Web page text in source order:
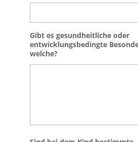
Gibt es gesundheitliche oder
entwicklungsbedingte
welche?